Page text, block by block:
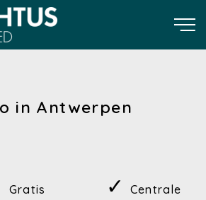
in Antwerpen
Gratis
✓
Centrale